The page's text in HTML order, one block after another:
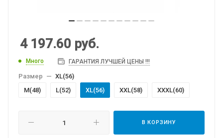
4 197.60 руб.
Много ГАРАНТИЯ ЛУЧШЕЙ ЦЕНЫ !!!
Размер — XL(56)
M(48)
L(52) XL(56) XXL(58) XXXL(60)
В КОРЗИНУ